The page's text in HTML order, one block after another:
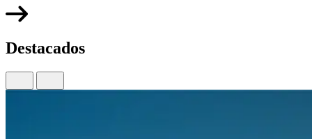
Destacados